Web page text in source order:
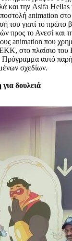
και την Asifa
animation
του γιατί το
προς το Ανεσί και
animation που
στο πλαίσιο του
αυτό
σχεδίων.
για δουλειά